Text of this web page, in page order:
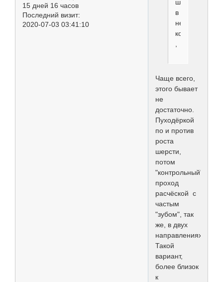
15 дней 16 часов
Последний визит:
2020-07-03 03:41:10
шерсть
в
необходимом
количестве?
Чаще всего,
этого бывает
не
достаточно.
Пуходёркой
по и против
роста
шерсти,
потом
"контрольный"
проход
расчёской с
частым
"зубом", так
же, в двух
направлениях.
Такой
вариант,
более близок
к